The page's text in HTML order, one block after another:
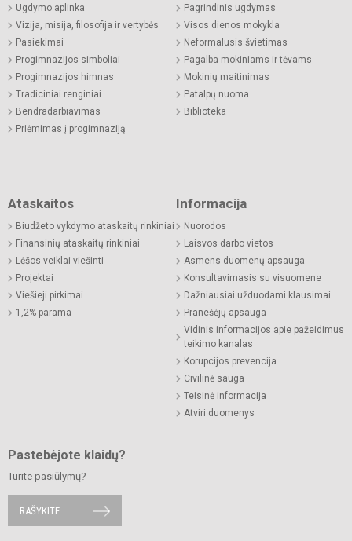
Ugdymo aplinka
Vizija, misija, filosofija ir vertybės
Pasiekimai
Progimnazijos simboliai
Progimnazijos himnas
Tradiciniai renginiai
Bendradarbiavimas
Priėmimas į progimnaziją
Pagrindinis ugdymas
Visos dienos mokykla
Neformalusis švietimas
Pagalba mokiniams ir tėvams
Mokinių maitinimas
Patalpų nuoma
Biblioteka
Ataskaitos
Biudžeto vykdymo ataskaitų rinkiniai
Finansinių ataskaitų rinkiniai
Lėšos veiklai viešinti
Projektai
Viešieji pirkimai
1,2% parama
Informacija
Nuorodos
Laisvos darbo vietos
Asmens duomenų apsauga
Konsultavimasis su visuomene
Dažniausiai užduodami klausimai
Pranešėjų apsauga
Vidinis informacijos apie pažeidimus
teikimo kanalas
Korupcijos prevencija
Civilinė sauga
Teisinė informacija
Atviri duomenys
Pastebėjote klaidų?
Turite pasiūlymų?
RAŠYKITE